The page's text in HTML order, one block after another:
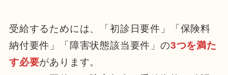
受給するためには、「初診日要件」「保険料
納付要件」「障害状態該当要件」の3つを満た
す必要があります。